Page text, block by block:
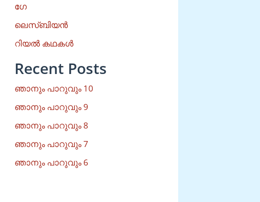
ഗേ
ലെസ്ബിയൻ
റിയൽ കഥകൾ
Recent Posts
ഞാനും പാറുവും 10
ഞാനും പാറുവും 9
ഞാനും പാറുവും 8
ഞാനും പാറുവും 7
ഞാനും പാറുവും 6